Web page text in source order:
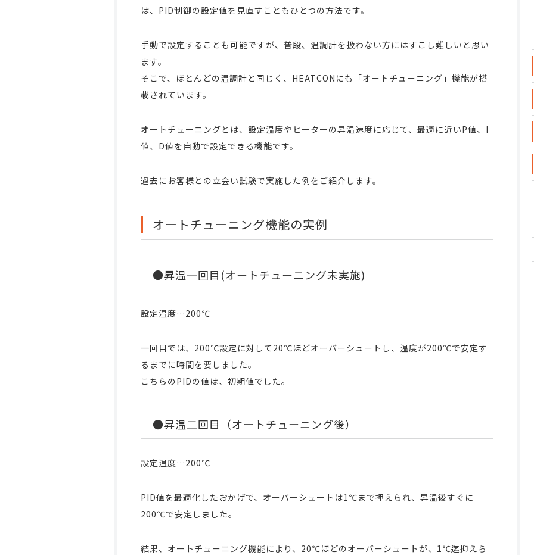
は、PID制御の設定値を見直すこともひとつの方法です。
手動で設定することも可能ですが、普段、温調計を扱わない方にはすこし難しいと思い
ます。
そこで、ほとんどの温調計と同じく、HEATCONにも「オートチューニング」機能が搭
載されています。
オートチューニングとは、設定温度やヒーターの昇温速度に応じて、最適に近いP値、I
値、D値を自動で設定できる機能です。
過去にお客様との立会い試験で実施した例をご紹介します。
オートチューニング機能の実例
●昇温一回目(オートチューニング未実施)
設定温度…200℃
一回目では、200℃設定に対して20℃ほどオーバーシュートし、温度が200℃で安定す
るまでに時間を要しました。
こちらのPIDの値は、初期値でした。
●昇温二回目（オートチューニング後）
設定温度…200℃
PID値を最適化したおかげで、オーバーシュートは1℃まで押えられ、昇温後すぐに
200℃で安定しました。
結果、オートチューニング機能により、20℃ほどのオーバーシュートが、1℃迄抑えら